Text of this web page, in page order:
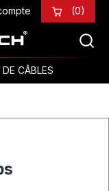
(0)
CÂBLES